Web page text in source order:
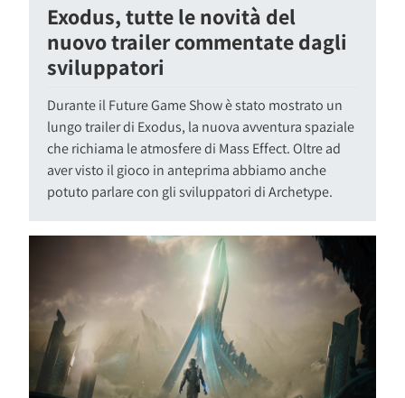
Exodus, tutte le novità del
nuovo trailer commentate dagli
sviluppatori
Durante il Future Game Show è stato mostrato un
lungo trailer di Exodus, la nuova avventura spaziale
che richiama le atmosfere di Mass Effect. Oltre ad
aver visto il gioco in anteprima abbiamo anche
potuto parlare con gli sviluppatori di Archetype.